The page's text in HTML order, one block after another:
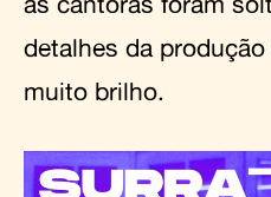
detalhes da
muito brilho.